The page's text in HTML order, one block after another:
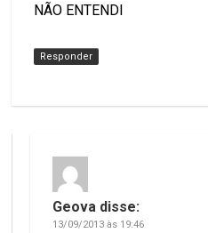
NÃO ENTENDI
Responder
Geova disse:
13/09/2013 às 19:46